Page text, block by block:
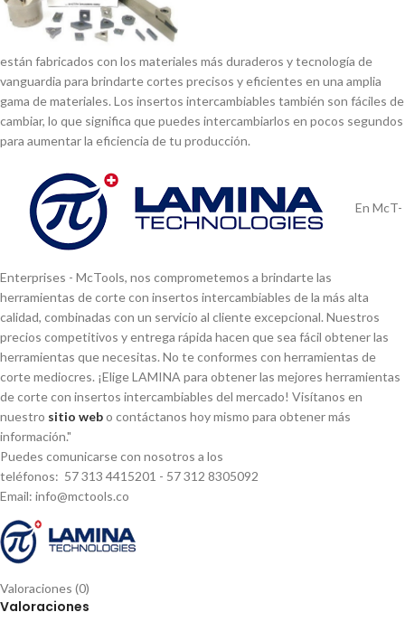
están fabricados con los materiales más duraderos y tecnologí­a de
vanguardia para brindarte cortes precisos y eficientes en una amplia
gama de materiales. Los insertos intercambiables también son fáciles de
cambiar, lo que significa que puedes intercambiarlos en pocos segundos
para aumentar la eficiencia de tu producción.
En McT-
Enterprises - McTools, nos comprometemos a brindarte las
herramientas de corte con insertos intercambiables de la más alta
calidad, combinadas con un servicio al cliente excepcional. Nuestros
precios competitivos y entrega rápida hacen que sea fácil obtener las
herramientas que necesitas. No te conformes con herramientas de
corte mediocres. ¡Elige LAMINA para obtener las mejores herramientas
de corte con insertos intercambiables del mercado! Visí­tanos en
nuestro sitio webo contáctanos hoy mismo para obtener más
información."
Puedes comunicarse con nosotros a los
teléfonos: 57 313 4415201 - 57 312 8305092
Email: info@mctools.co
Valoraciones (0)
Valoraciones